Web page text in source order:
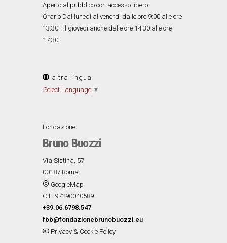
Aperto al pubblico con accesso libero
Orario Dal lunedì al venerdì dalle ore 9:00 alle ore
13:30 - il giovedì anche dalle ore 14:30 alle ore
17:30
altra lingua
Select Language ▼
Fondazione
Bruno Buozzi
Via Sistina, 57
00187 Roma
GoogleMap
C.F. 97290040589
+39.06.6798.547
fbb@fondazionebrunobuozzi.eu
Privacy & Cookie Policy